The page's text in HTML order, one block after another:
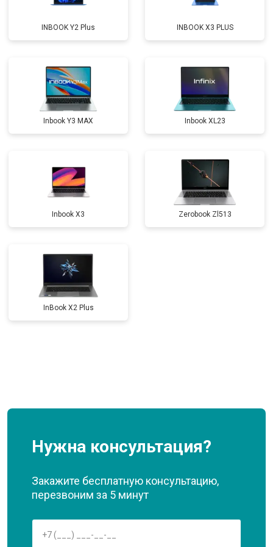
Замена микрофона от 2600 ₽ Заказать
Прошивка BIOS от 1500 ₽ Заказать
Ремонт петель от 3990 ₽
INBOOK Y2 Plus INBOOK X3 PLUS
Inbook Y3 MAX Inbook XL23
Inbook X3 Zerobook Zl513
InBook X2 Plus
Нужна консультация?
Закажите бесплатную консультацию,
перезвоним за 5 минут